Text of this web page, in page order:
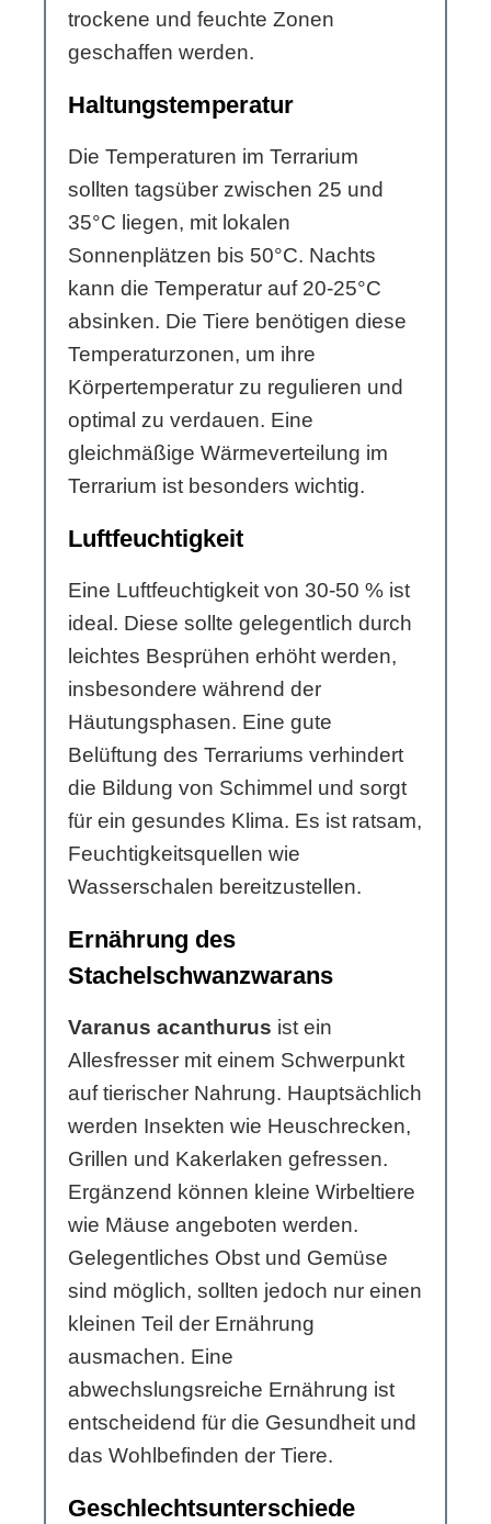
trockene und feuchte Zonen
geschaffen werden.
Haltungstemperatur
Die Temperaturen im Terrarium
sollten tagsüber zwischen 25 und
35°C liegen, mit lokalen
Sonnenplätzen bis 50°C. Nachts
kann die Temperatur auf 20-25°C
absinken. Die Tiere benötigen diese
Temperaturzonen, um ihre
Körpertemperatur zu regulieren und
optimal zu verdauen. Eine
gleichmäßige Wärmeverteilung im
Terrarium ist besonders wichtig.
Luftfeuchtigkeit
Eine Luftfeuchtigkeit von 30-50 % ist
ideal. Diese sollte gelegentlich durch
leichtes Besprühen erhöht werden,
insbesondere während der
Häutungsphasen. Eine gute
Belüftung des Terrariums verhindert
die Bildung von Schimmel und sorgt
für ein gesundes Klima. Es ist ratsam,
Feuchtigkeitsquellen wie
Wasserschalen bereitzustellen.
Ernährung des
Stachelschwanzwarans
Varanus acanthurus ist ein
Allesfresser mit einem Schwerpunkt
auf tierischer Nahrung. Hauptsächlich
werden Insekten wie Heuschrecken,
Grillen und Kakerlaken gefressen.
Ergänzend können kleine Wirbeltiere
wie Mäuse angeboten werden.
Gelegentliches Obst und Gemüse
sind möglich, sollten jedoch nur einen
kleinen Teil der Ernährung
ausmachen. Eine
abwechslungsreiche Ernährung ist
entscheidend für die Gesundheit und
das Wohlbefinden der Tiere.
Geschlechtsunterschiede